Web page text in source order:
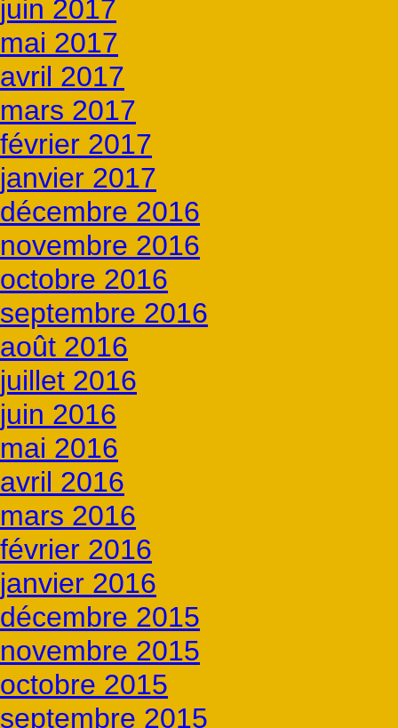
juin 2017
mai 2017
avril 2017
mars 2017
février 2017
janvier 2017
décembre 2016
novembre 2016
octobre 2016
septembre 2016
août 2016
juillet 2016
juin 2016
mai 2016
avril 2016
mars 2016
février 2016
janvier 2016
décembre 2015
novembre 2015
octobre 2015
septembre 2015